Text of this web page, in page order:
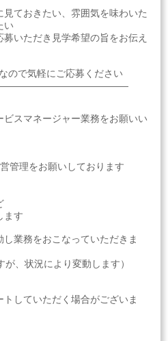
ておきたい、雰囲気を味わいた
い
いただき見学希望の旨をお伝え
ので気軽にご応募ください
スマネージャー業務をお願いい
管理をお願いしております
ます
業務をおこなっていただきま
が、状況により変動します）
していただく場合がございま